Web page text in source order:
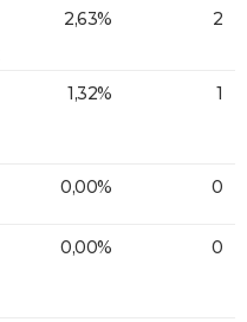
2,63% 2
1,32% 1
0,00% 0
0,00% 0